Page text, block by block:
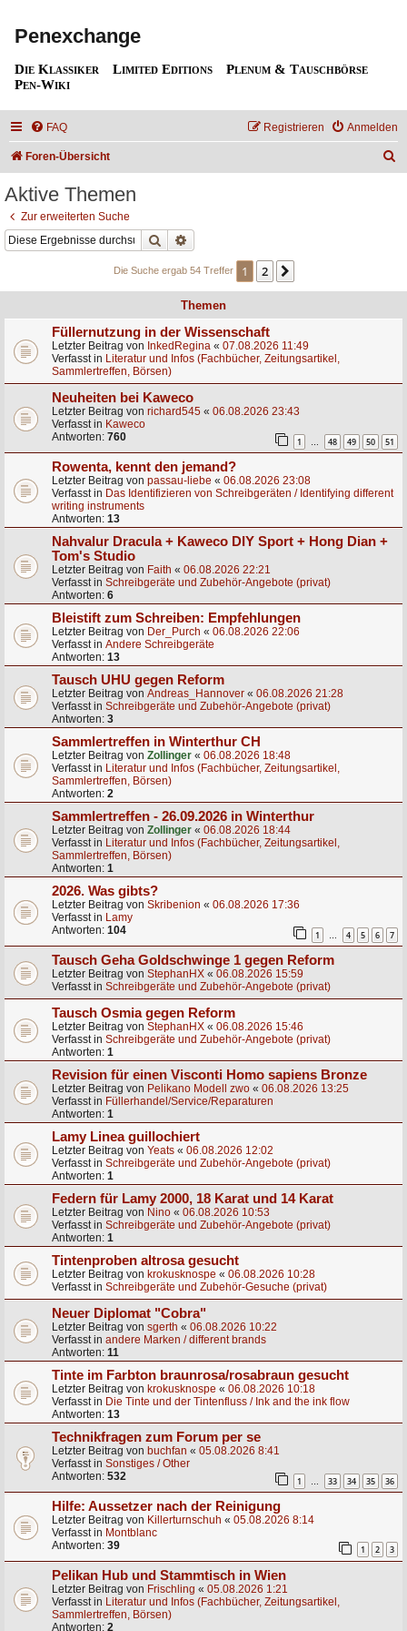
Penexchange
Die Klassiker Limited Editions
Plenum & Tauschbörse
Pen-Wiki
FAQ Anmelden
Registrieren
Foren-Übersicht
Aktive Themen
Zur erweiterten Suche
Suche
Die Suche ergab 54 Treffer 1 2
Themen
Füllernutzung in der Wissenschaft
Letzter Beitrag von InkedRegina « 07.08.2026 11:49
Verfasst in Literatur und Infos (Fachbücher, Zeitungsartikel,
Sammlertreffen, Börsen)
Neuheiten bei Kaweco
Letzter Beitrag von richard545 « 06.08.2026 23:43
Verfasst in Kaweco
Antworten: 760 1 … 48 49 50 51
Rowenta, kennt den jemand?
Letzter Beitrag von passau-liebe « 06.08.2026 23:08
Verfasst in Das Identifizieren von Schreibgeräten / Identifying different
writing instruments
Antworten: 13
Nahvalur Dracula + Kaweco DIY Sport + Hong Dian +
Tom's Studio
Letzter Beitrag von Faith « 06.08.2026 22:21
Verfasst in Schreibgeräte und Zubehör-Angebote (privat)
Antworten: 6
Bleistift zum Schreiben: Empfehlungen
Letzter Beitrag von Der_Purch « 06.08.2026 22:06
Verfasst in Andere Schreibgeräte
Antworten: 13
Tausch UHU gegen Reform
Letzter Beitrag von Andreas_Hannover « 06.08.2026 21:28
Verfasst in Schreibgeräte und Zubehör-Angebote (privat)
Antworten: 3
Sammlertreffen in Winterthur CH
Letzter Beitrag von Zollinger « 06.08.2026 18:48
Verfasst in Literatur und Infos (Fachbücher, Zeitungsartikel,
Sammlertreffen, Börsen)
Antworten: 2
Sammlertreffen - 26.09.2026 in Winterthur
Letzter Beitrag von Zollinger « 06.08.2026 18:44
Verfasst in Literatur und Infos (Fachbücher, Zeitungsartikel,
Sammlertreffen, Börsen)
Antworten: 1
2026. Was gibts?
Letzter Beitrag von Skribenion « 06.08.2026 17:36
Verfasst in Lamy
Antworten: 104 1 … 4 5 6 7
Tausch Geha Goldschwinge 1 gegen Reform
Letzter Beitrag von StephanHX « 06.08.2026 15:59
Verfasst in Schreibgeräte und Zubehör-Angebote (privat)
Tausch Osmia gegen Reform
Letzter Beitrag von StephanHX « 06.08.2026 15:46
Verfasst in Schreibgeräte und Zubehör-Angebote (privat)
Antworten: 1
Revision für einen Visconti Homo sapiens Bronze
Letzter Beitrag von Pelikano Modell zwo « 06.08.2026 13:25
Verfasst in Füllerhandel/Service/Reparaturen
Antworten: 1
Lamy Linea guillochiert
Letzter Beitrag von Yeats « 06.08.2026 12:02
Verfasst in Schreibgeräte und Zubehör-Angebote (privat)
Antworten: 1
Federn für Lamy 2000, 18 Karat und 14 Karat
Letzter Beitrag von Nino « 06.08.2026 10:53
Verfasst in Schreibgeräte und Zubehör-Angebote (privat)
Antworten: 1
Tintenproben altrosa gesucht
Letzter Beitrag von krokusknospe « 06.08.2026 10:28
Verfasst in Schreibgeräte und Zubehör-Gesuche (privat)
Neuer Diplomat "Cobra"
Letzter Beitrag von sgerth « 06.08.2026 10:22
Verfasst in andere Marken / different brands
Antworten: 11
Tinte im Farbton braunrosa/rosabraun gesucht
Letzter Beitrag von krokusknospe « 06.08.2026 10:18
Verfasst in Die Tinte und der Tintenfluss / Ink and the ink flow
Antworten: 13
Technikfragen zum Forum per se
Letzter Beitrag von buchfan « 05.08.2026 8:41
Verfasst in Sonstiges / Other
Antworten: 532 1 33 34 35 36
Hilfe: Aussetzer nach der Reinigung
Letzter Beitrag von Killerturnschuh « 05.08.2026 8:14
Verfasst in Montblanc
Antworten: 39 1 2 3
Pelikan Hub und Stammtisch in Wien
Letzter Beitrag von Frischling « 05.08.2026 1:21
Verfasst in Literatur und Infos (Fachbücher, Zeitungsartikel,
Sammlertreffen, Börsen)
Antworten: 2